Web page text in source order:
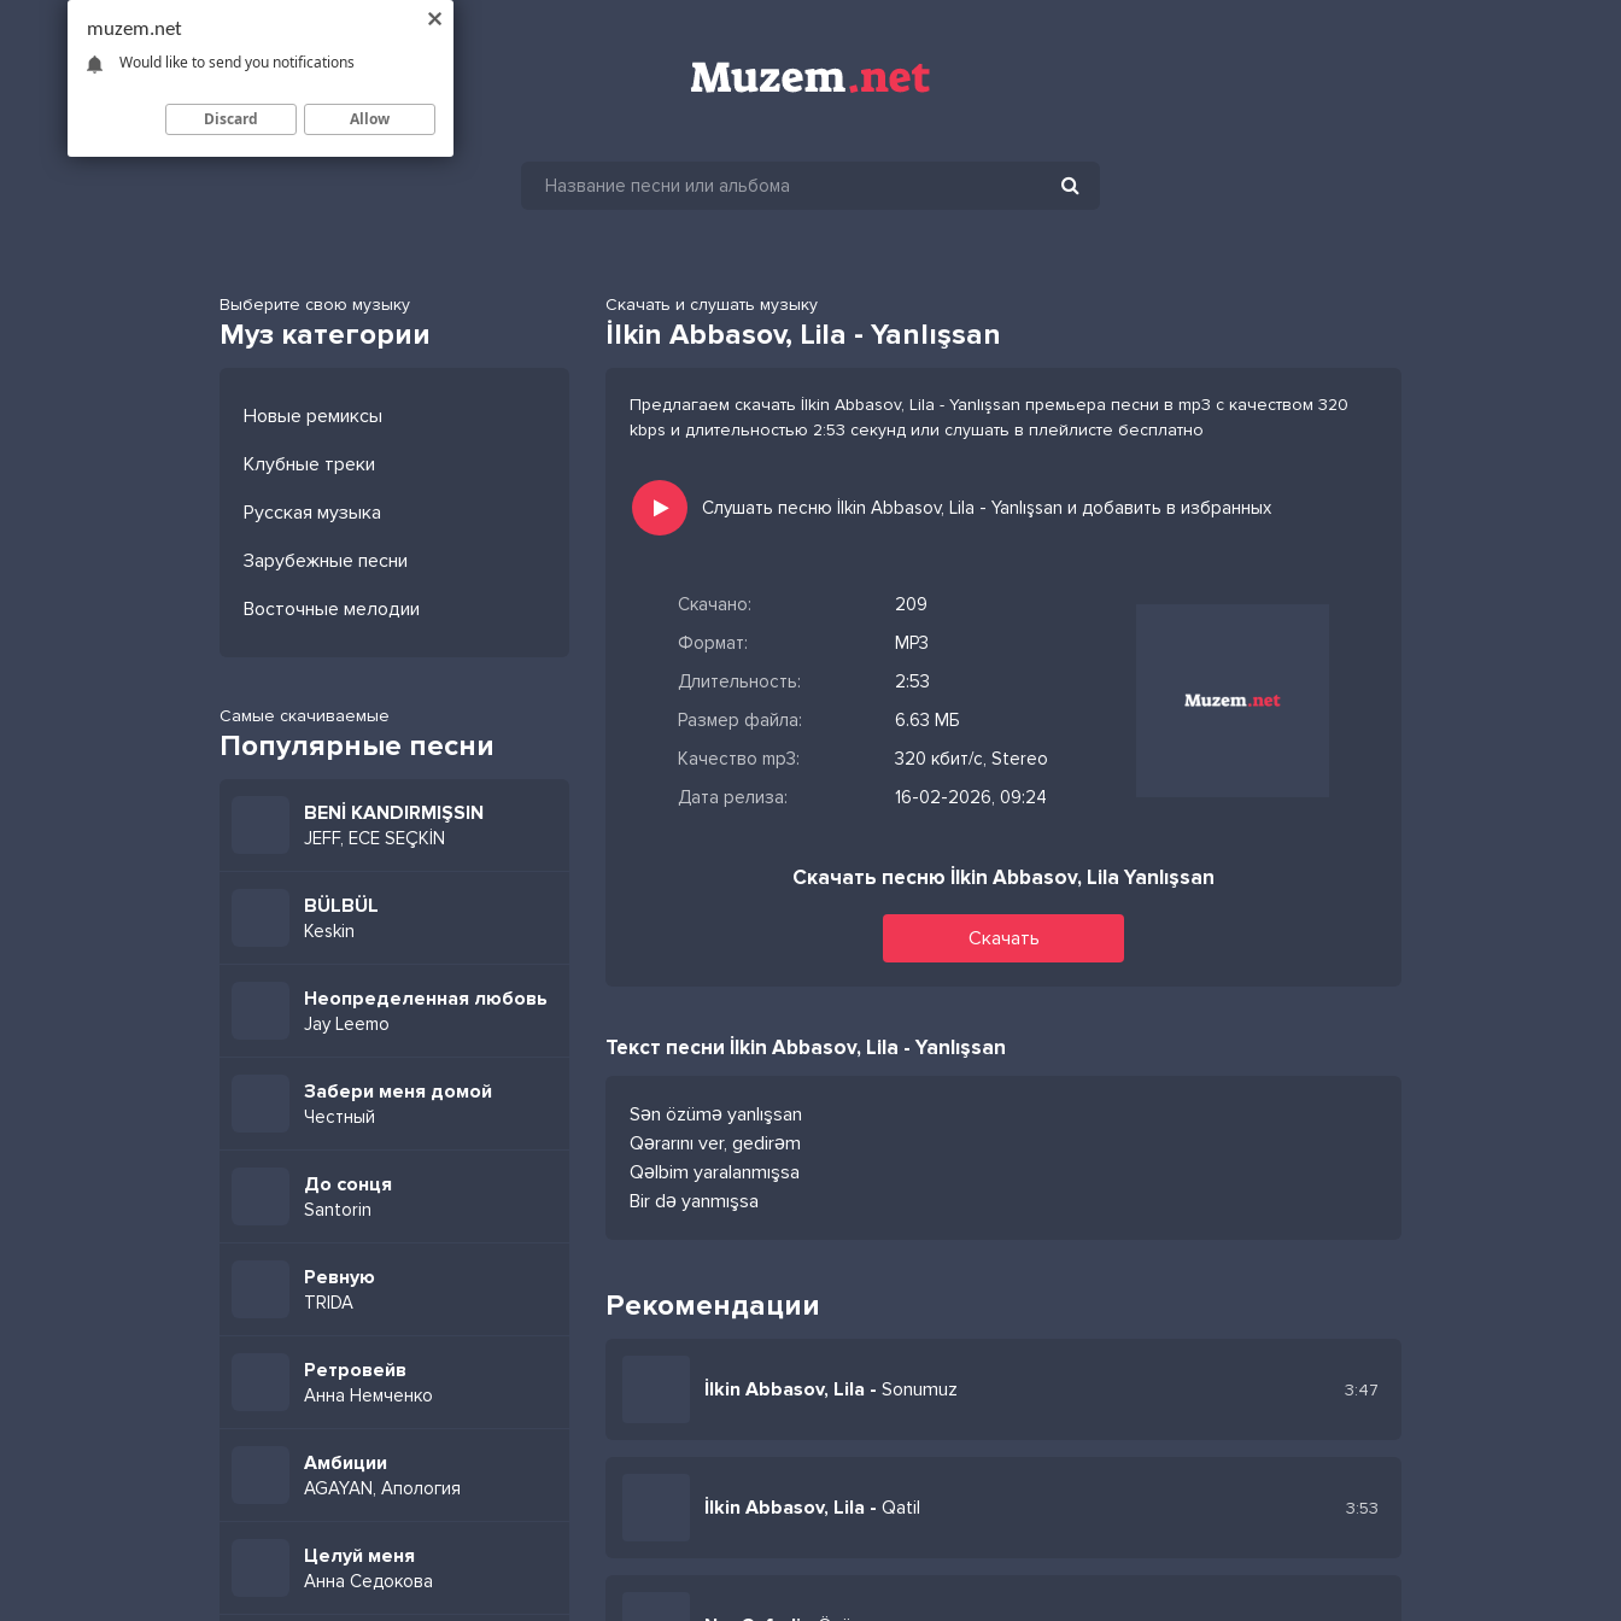
Выберите свою музыку
Муз категории
Новые ремиксы
Клубные треки
Русская музыка
Зарубежные песни
Восточные мелодии
Самые скачиваемые
Популярные песни
BENİ KANDIRMIŞSIN
JEFF, ECE SEÇKİN
BÜLBÜL
Keskin
Неопределенная любовь
Jay Leemo
Забери меня домой
Честный
До сонця
Santorin
Ревную
TRIDA
Ретровейв
Анна Немченко
Амбиции
AGAYAN, Апология
Целуй меня
Анна Седокова
Скачать и слушать музыку
İlkin Abbasov, Lila - Yanlışsan
Предлагаем скачать İlkin Abbasov, Lila - Yanlışsan премьера песни в mp3 с качеством 320
kbps и длительностью 2:53 секунд или слушать в плейлисте бесплатно
Слушать песню İlkin Abbasov, Lila - Yanlışsan и добавить в избранных
Скачано:
209
Формат:
MP3
Длительность:
2:53
Размер файла:
6.63 МБ
Качество mp3:
320 кбит/с, Stereo
Дата релиза:
16-02-2026, 09:24
Скачать песню İlkin Abbasov, Lila Yanlışsan
Скачать
Текст песни İlkin Abbasov, Lila - Yanlışsan
Sən özümə yanlışsan
Qərarını ver, gedirəm
Qəlbim yaralanmışsa
Bir də yanmışsa
Рекомендации
İlkin Abbasov, Lila - Sonumuz 3:47
İlkin Abbasov, Lila - Qatil 3:53
muzem.net
Would like to send you notifications
Discard Allow